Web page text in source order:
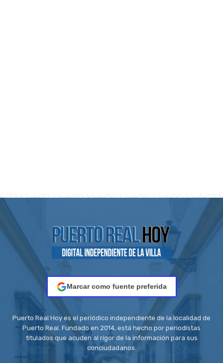
Marcar como fuente preferida
Puerto Real Hoy es el periódico independiente de la localidad de
Puerto Real. Fundado en 2014, está hecho por periodistas
titulados que acuden al rigor de la información para sus
conciudadanos.